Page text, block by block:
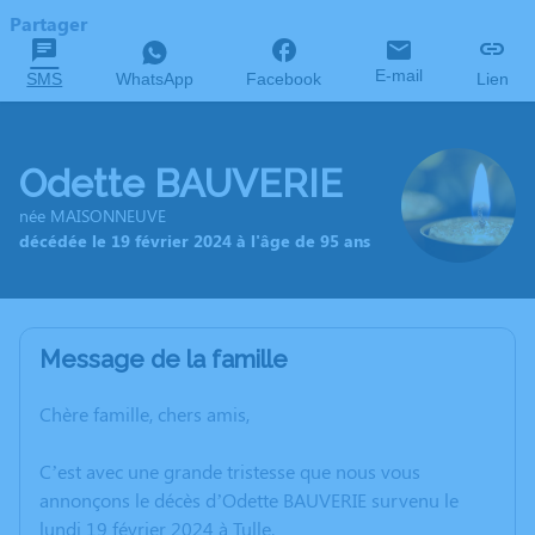
Partager
SMS WhatsApp Facebook E-mail Lien
Odette BAUVERIE
née MAISONNEUVE
décédée le 19 février 2024 à l'âge de 95 ans
Message de la famille
Chère famille, chers amis,
C’est avec une grande tristesse que nous vous
annonçons le décès d’Odette BAUVERIE survenu le
lundi 19 février 2024 à Tulle.